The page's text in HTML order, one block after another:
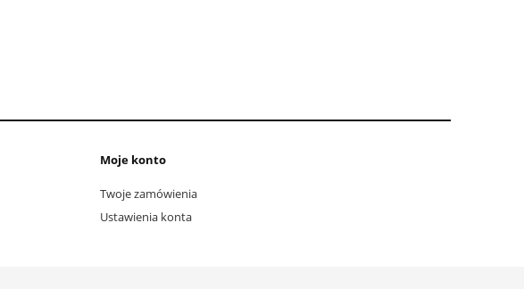
Moje konto
Twoje zamówienia
Ustawienia konta